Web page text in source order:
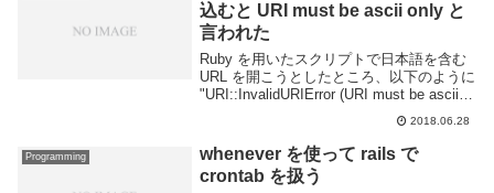
込むと URI must be ascii only と
言われた
Ruby を用いたスクリプトで日本語を含む
URL を開こうとしたところ、以下のように
"URI::InvalidURIError (URI must be ascii
only..." というエラーが表示された。"ascii
2018.06.28
Programming
whenever を使って rails で
crontab を扱う